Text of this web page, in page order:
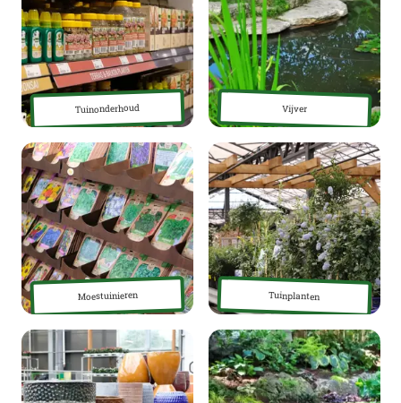
Tuinonderhoud Vijver
Moestuinieren Tuinplanten